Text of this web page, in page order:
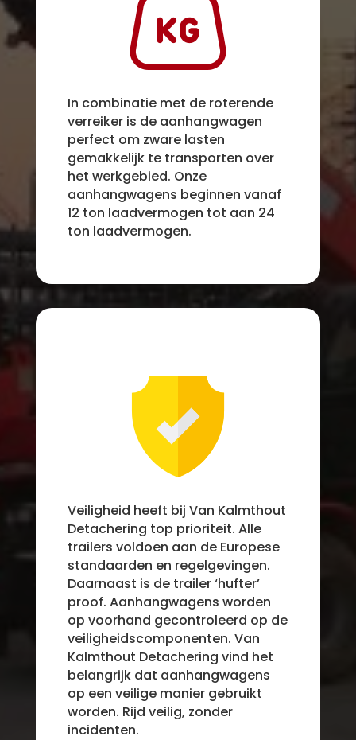
In combinatie met de roterende
verreiker is de aanhangwagen
perfect om zware lasten
gemakkelijk te transporten over
het werkgebied. Onze
aanhangwagens beginnen vanaf
12 ton laadvermogen tot aan 24
ton laadvermogen.
Veiligheid heeft bij Van Kalmthout
Detachering top prioriteit. Alle
trailers voldoen aan de Europese
standaarden en regelgevingen.
Daarnaast is de trailer ‘hufter’
proof. Aanhangwagens worden
op voorhand gecontroleerd op de
veiligheidscomponenten. Van
Kalmthout Detachering vind het
belangrijk dat aanhangwagens
op een veilige manier gebruikt
worden. Rijd veilig, zonder
incidenten.